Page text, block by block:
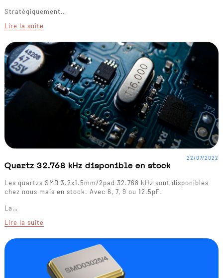
Stratégiquement…
Lire la suite
Quartz 32.768 kHz disponible en stock
Les quartzs SMD 3.2x1.5mm/2pad 32.768 kHz sont disponibles
chez nous mais en stock. Avec 6, 7, 9 ou 12.5pF.
La…
Lire la suite
22/07/2022